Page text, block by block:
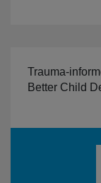
Trauma-
Better Child